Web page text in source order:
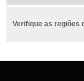
Verifique as regiões